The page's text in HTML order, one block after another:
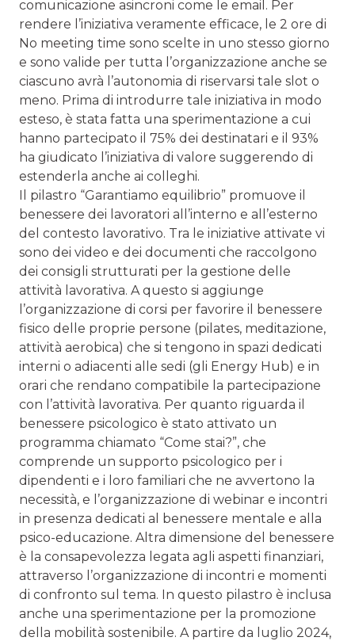
comunicazione asincroni come le email. Per
rendere l’iniziativa veramente efficace, le 2 ore di
No meeting time sono scelte in uno stesso giorno
e sono valide per tutta l’organizzazione anche se
ciascuno avrà l’autonomia di riservarsi tale slot o
meno. Prima di introdurre tale iniziativa in modo
esteso, è stata fatta una sperimentazione a cui
hanno partecipato il 75% dei destinatari e il 93%
ha giudicato l’iniziativa di valore suggerendo di
estenderla anche ai colleghi.
Il pilastro “Garantiamo equilibrio” promuove il
benessere dei lavoratori all’interno e all’esterno
del contesto lavorativo. Tra le iniziative attivate vi
sono dei video e dei documenti che raccolgono
dei consigli strutturati per la gestione delle
attività lavorativa. A questo si aggiunge
l’organizzazione di corsi per favorire il benessere
fisico delle proprie persone (pilates, meditazione,
attività aerobica) che si tengono in spazi dedicati
interni o adiacenti alle sedi (gli Energy Hub) e in
orari che rendano compatibile la partecipazione
con l’attività lavorativa. Per quanto riguarda il
benessere psicologico è stato attivato un
programma chiamato “Come stai?”, che
comprende un supporto psicologico per i
dipendenti e i loro familiari che ne avvertono la
necessità, e l’organizzazione di webinar e incontri
in presenza dedicati al benessere mentale e alla
psico-educazione. Altra dimensione del benessere
è la consapevolezza legata agli aspetti finanziari,
attraverso l’organizzazione di incontri e momenti
di confronto sul tema. In questo pilastro è inclusa
anche una sperimentazione per la promozione
della mobilità sostenibile. A partire da luglio 2024,